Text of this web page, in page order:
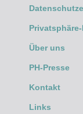
Über uns
PH-Presse
Kontakt
Links